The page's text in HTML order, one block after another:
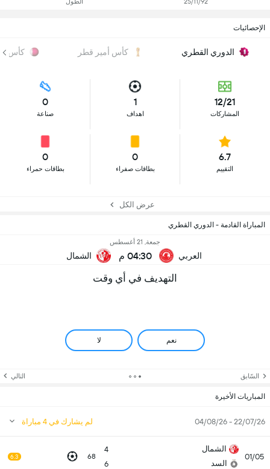
الإحصائيات
الدوري القطري كأس أمير قطر كأس QSL
12/21
المشاركات
1
اهداف
0
صناعة
6.7
التقييم
0
بطاقات صفراء
0
بطاقات حمراء
عرض الكل
المباراة القادمة - الدوري القطري
العربي
جمعة, 21 أغسطس
04:30 م الشمال
التهديف في أي وقت
نعم لا
السّابق التالي
المباريات الأخيرة
22/07/26 - 04/08/26 لم يشارك في 4 مباراة
01/05
الشمال
السد
4
6
68
6.3